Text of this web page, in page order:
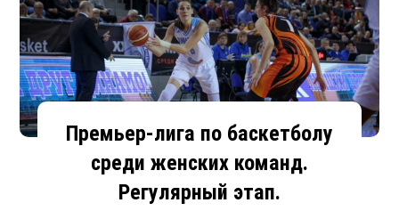
Премьер-лига по баскетболу
среди женских команд.
Регулярный этап.